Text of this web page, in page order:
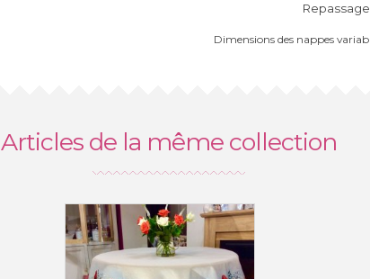
Dimensions des nappes
Articles de la même collection